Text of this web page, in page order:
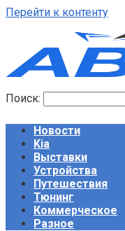
Перейти к контенту
Поиск:
Новости
Kia
Выставки
Устройства
Путешествия
Тюнинг
Коммерческое
Разное